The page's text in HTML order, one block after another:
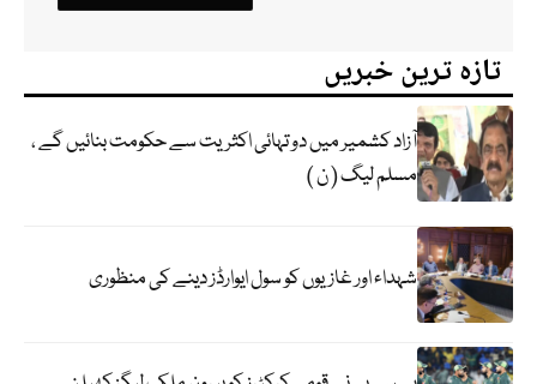
تازہ ترین خبریں
آزاد کشمیر میں دو تہائی اکثریت سے حکومت بنائیں گے ،
مسلم لیگ ( ن )
شہداء اور غازیوں کو سول ایوارڈز دینے کی منظوری